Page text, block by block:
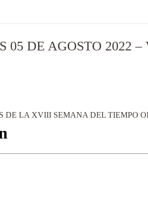
DE AGOSTO 2022 –
DE LA XVIII SEMANA DEL TIEMPO